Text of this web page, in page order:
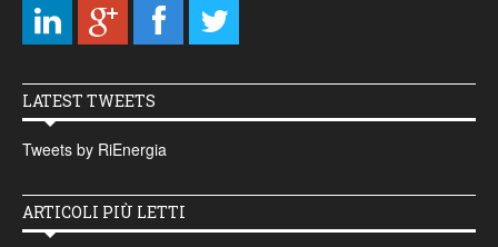
LATEST TWEETS
Tweets by RiEnergia
ARTICOLI PIÙ LETTI